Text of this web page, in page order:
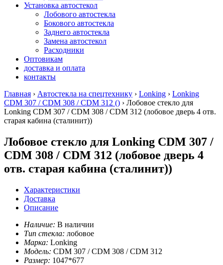
Установка автостекол
Лобового автостекла
Бокового автостекла
Заднего автостекла
Замена автостекол
Расходники
Оптовикам
доставка и оплата
контакты
Главная › Автостекла на спецтехнику › Lonking › Lonking
CDM 307 / CDM 308 / CDM 312 () › Лобовое стекло для
Lonking CDM 307 / CDM 308 / CDM 312 (лобовое дверь 4 отв.
старая кабина (сталинит))
Лобовое стекло для Lonking CDM 307 /
CDM 308 / CDM 312 (лобовое дверь 4
отв. старая кабина (сталинит))
Характеристики
Доставка
Описание
Наличие: В наличии
Тип стекла: лобовое
Марка: Lonking
Модель: CDM 307 / CDM 308 / CDM 312
Размер: 1047*677